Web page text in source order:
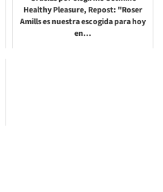
Healthy Pleasure, Repost: "Roser
Amills es nuestra escogida para hoy
en...